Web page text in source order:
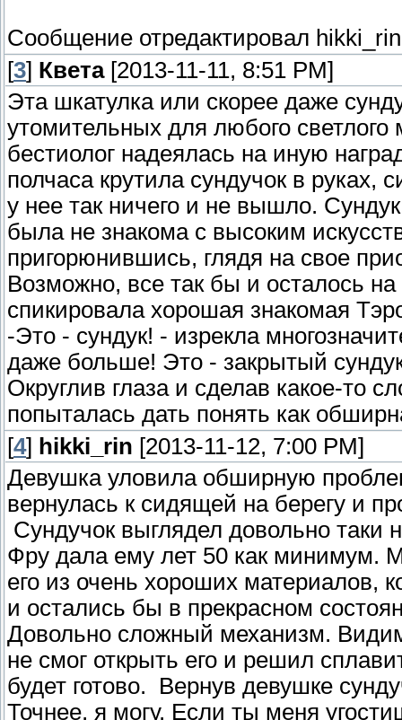
Сообщение отредактировал hikki_rin
[3] Квета[2013-11-11, 8:51 PM]
Эта шкатулка или скорее даже
утомительных для любого
бестиолог надеялась на иную
полчаса крутила сундучок в руках,
у нее так ничего и не вышло.
была не знакома с высоким
пригорюнившись, глядя на свое
Возможно, все так бы и осталось
спикировала хорошая знакомая
-Это - сундук! - изрекла
даже больше! Это - закрытый
Округлив глаза и сделав какое-то
попыталась дать понять как
[4] hikki_rin [2013-11-12, 7:00 PM]
Девушка уловила обширную
вернулась к сидящей на берегу и
Сундучок выглядел довольно
Фру дала ему лет 50 как минимум.
его из очень хороших материалов,
и остались бы в прекрасном
Довольно сложный механизм.
не смог открыть его и решил
будет готово. Вернув девушке
Точнее, я могу. Если ты меня